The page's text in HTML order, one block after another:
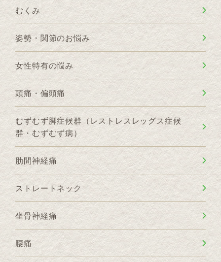
むくみ
姿勢・関節のお悩み
女性特有の悩み
頭痛・偏頭痛
むずむず脚症候群（レストレスレッグス症候
群・むずむず病）
肋間神経痛
ストレートネック
坐骨神経痛
腰痛